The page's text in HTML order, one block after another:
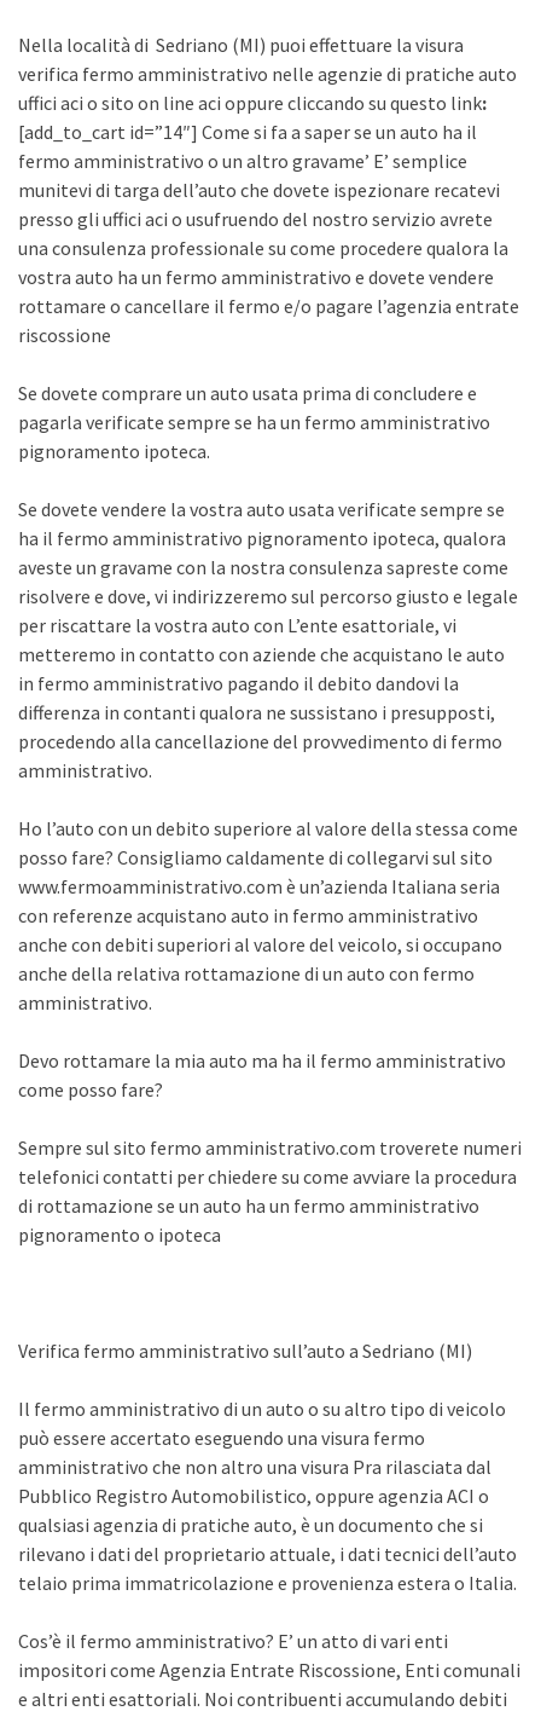
Nella località di Sedriano (MI) puoi effettuare la visura
verifica fermo amministrativo nelle agenzie di pratiche auto
uffici aci o sito on line aci oppure cliccando su questo link:
[add_to_cart id=”14″] Come si fa a saper se un auto ha il
fermo amministrativo o un altro gravame’ E’ semplice
munitevi di targa dell’auto che dovete ispezionare recatevi
presso gli uffici aci o usufruendo del nostro servizio avrete
una consulenza professionale su come procedere qualora la
vostra auto ha un fermo amministrativo e dovete vendere
rottamare o cancellare il fermo e/o pagare l’agenzia entrate
riscossione
Se dovete comprare un auto usata prima di concludere e
pagarla verificate sempre se ha un fermo amministrativo
pignoramento ipoteca.
Se dovete vendere la vostra auto usata verificate sempre se
ha il fermo amministrativo pignoramento ipoteca, qualora
aveste un gravame con la nostra consulenza sapreste come
risolvere e dove, vi indirizzeremo sul percorso giusto e legale
per riscattare la vostra auto con L’ente esattoriale, vi
metteremo in contatto con aziende che acquistano le auto
in fermo amministrativo pagando il debito dandovi la
differenza in contanti qualora ne sussistano i presupposti,
procedendo alla cancellazione del provvedimento di fermo
amministrativo.
Ho l’auto con un debito superiore al valore della stessa come
posso fare? Consigliamo caldamente di collegarvi sul sito
www.fermoamministrativo.com è un’azienda Italiana seria
con referenze acquistano auto in fermo amministrativo
anche con debiti superiori al valore del veicolo, si occupano
anche della relativa rottamazione di un auto con fermo
amministrativo.
Devo rottamare la mia auto ma ha il fermo amministrativo
come posso fare?
Sempre sul sito fermo amministrativo.com troverete numeri
telefonici contatti per chiedere su come avviare la procedura
di rottamazione se un auto ha un fermo amministrativo
pignoramento o ipoteca
Verifica fermo amministrativo sull’auto a Sedriano (MI)
Il fermo amministrativo di un auto o su altro tipo di veicolo
può essere accertato eseguendo una visura fermo
amministrativo che non altro una visura Pra rilasciata dal
Pubblico Registro Automobilistico, oppure agenzia ACI o
qualsiasi agenzia di pratiche auto, è un documento che si
rilevano i dati del proprietario attuale, i dati tecnici dell’auto
telaio prima immatricolazione e provenienza estera o Italia.
Cos’è il fermo amministrativo? E’ un atto di vari enti
impositori come Agenzia Entrate Riscossione, Enti comunali
e altri enti esattoriali. Noi contribuenti accumulando debiti